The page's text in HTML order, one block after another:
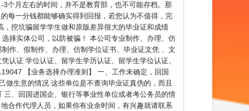
个月左右的时间，并不是教育部，也不可能存档。那
每一分钱都能够确实得到回报，若您认为不值得，完
挖坑骗留学学生做和原版差异很大的毕业证和成绩
择实体公司，以防被骗！ 本公司专业制作、办理、仿
作、假制作、办理、仿制学位证书、毕业证文凭 、文
认证 学位认证、留学生学历认证、留学生学位认证、
【业务选择办理准则】 一、工作未确定，回国
生意的情况 这些单位是不查询毕业证真伪的，而且
、回国进国企、银行等事业性单位或者考公务员的情
合作代理人员，如果你有业余时间，有兴趣就请联系